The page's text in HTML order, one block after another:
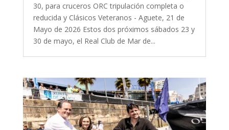
30, para cruceros ORC tripulación completa o
reducida y Clásicos Veteranos - Aguete, 21 de
Mayo de 2026 Estos dos próximos sábados 23 y
30 de mayo, el Real Club de Mar de...